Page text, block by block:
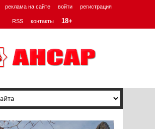
реклама на сайте войти регистрация
RSS контакты 18+